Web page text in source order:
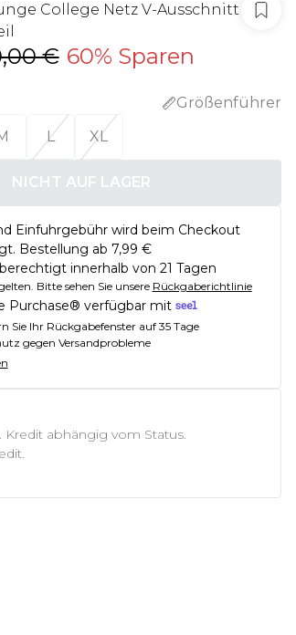
College Netz V-Ausschnitt
€ 60% Sparen
Größenführer
L XL
NICHT AUF LAGER
Einfuhrgebühr wird beim Checkout
Bestellung ab 7,99 €
innerhalb von 21 Tagen
Bitte sehen Sie unsere Rückgaberichtlinie
Purchase® verfügbar mit
Sie Ihr Rückgabefenster auf 35 Tage
gegen Versandprobleme
Kredit abhängig vom Status.